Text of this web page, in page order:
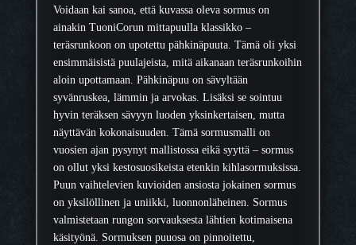
o
r
m
u
s
9
m
m
m
ä
ä
r
ä
Voidaan kai sanoa, että kuvassa oleva sormus on
ainakin TuoniCorun mittapuulla klassikko –
teräsrunkoon on upotettu pähkinäpuuta. Tämä oli yksi
ensimmäisistä puulajeista, mitä aikanaan teräsrunkoihin
aloin upottamaan. Pähkinäpuu on sävyltään
syvänruskea, lämmin ja arvokas. Lisäksi se sointuu
hyvin teräksen sävyyn luoden yksinkertaisen, mutta
näyttävän kokonaisuuden. Tämä sormusmalli on
vuosien ajan pysynyt mallistossa eikä syyttä – sormus
on ollut yksi kestosuosikeista etenkin kihlasormuksissa.
Puun vaihtelevien kuvioiden ansiosta jokainen sormus
on yksilöllinen ja uniikki, luonnonläheinen. Sormus
valmistetaan rungon sorvauksesta lähtien kotimaisena
käsityönä. Sormuksen puuosa on pinnoitettu,